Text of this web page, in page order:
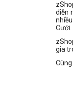
diễn
Cưới.
gia